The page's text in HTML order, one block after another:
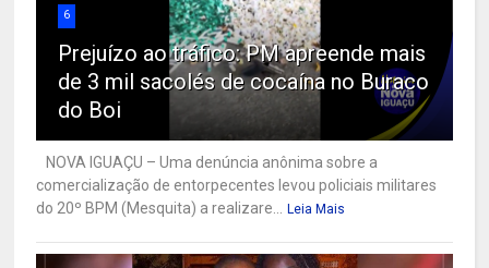
6
Prejuízo ao tráfico: PM apreende mais
de 3 mil sacolés de cocaína no Buraco
do Boi
NOVA IGUAÇU – Uma denúncia anônima sobre a
comercialização de entorpecentes levou policiais militares
do 20º BPM (Mesquita) a realizare...
Leia Mais